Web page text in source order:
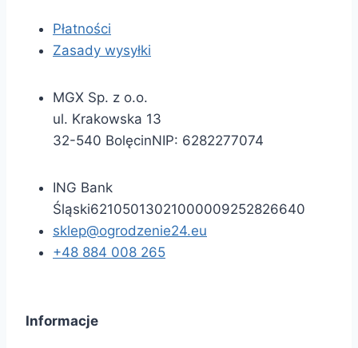
Płatności
Zasady wysyłki
MGX Sp. z o.o.
ul. Krakowska 13
32-540 BolęcinNIP: 6282277074
ING Bank
Śląski62105013021000009252826640
sklep@ogrodzenie24.eu
+48 884 008 265
Informacje